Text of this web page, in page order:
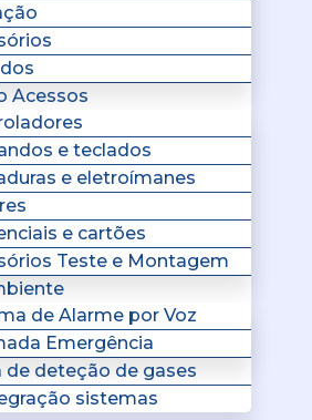
Acessos
e teclados
e eletroímanes
e cartões
Teste e Montagem
de Alarme por Voz
Emergência
de deteção de gases
sistemas